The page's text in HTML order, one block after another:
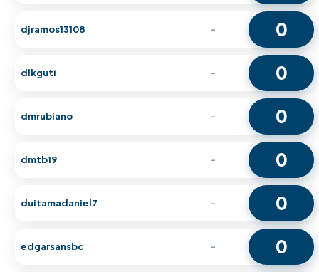
djramos13108 - 0
dlkguti - 0
dmrubiano - 0
dmtb19 - 0
duitamadaniel7 - 0
edgarsansbc - 0